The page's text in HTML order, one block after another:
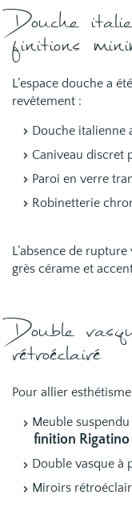
Douche
finitions
L’espace douche a
revêtement :
Douche italienne
Caniveau discret
Paroi en verre
Robinetterie
L’absence de
grès cérame et
Double
rétroéclairé
Pour allier
Meuble
finition Rigatino
Double vasque à
Miroirs